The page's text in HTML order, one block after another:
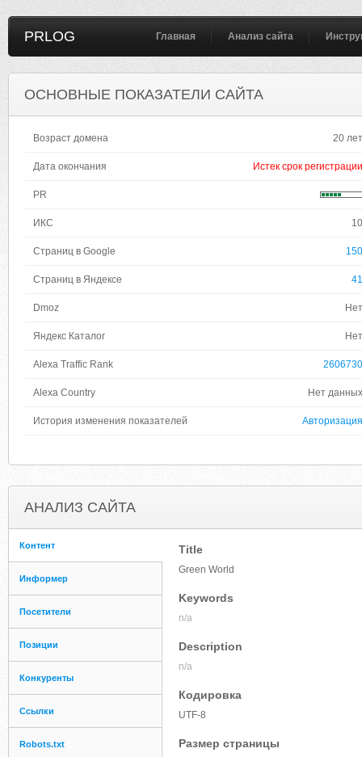
PRLOG Главная Анализ сайта
ОСНОВНЫЕ ПОКАЗАТЕЛИ САЙТА
Возраст домена 20 лет
Дата окончания Истек срок регистрации
PR
ИКС 10
Страниц в Google 150
Страниц в Яндексе 41
Dmoz Нет
Яндекс Каталог Нет
Alexa Traffic Rank 2606730
Alexa Country Нет данных
История изменения показателей Авторизация
АНАЛИЗ САЙТА
Контент
Информер
Посетители
Позиции
Конкуренты
Ссылки
Robots.txt
Title
Green World
Keywords
n/a
Description
n/a
Кодировка
UTF-8
Размер страницы